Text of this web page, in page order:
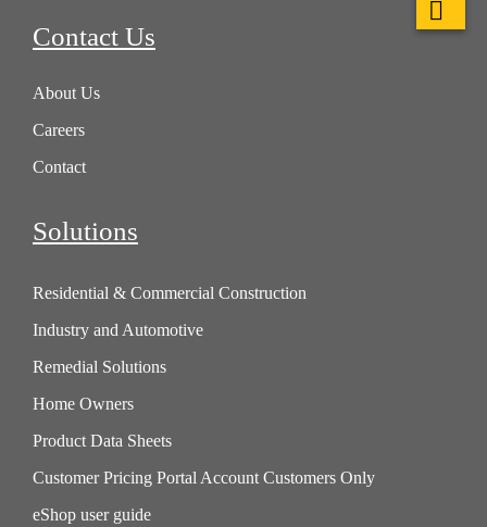
Contact Us
About Us
Careers
Contact
Solutions
Residential & Commercial Construction
Industry and Automotive
Remedial Solutions
Home Owners
Product Data Sheets
Customer Pricing Portal Account Customers Only
eShop user guide